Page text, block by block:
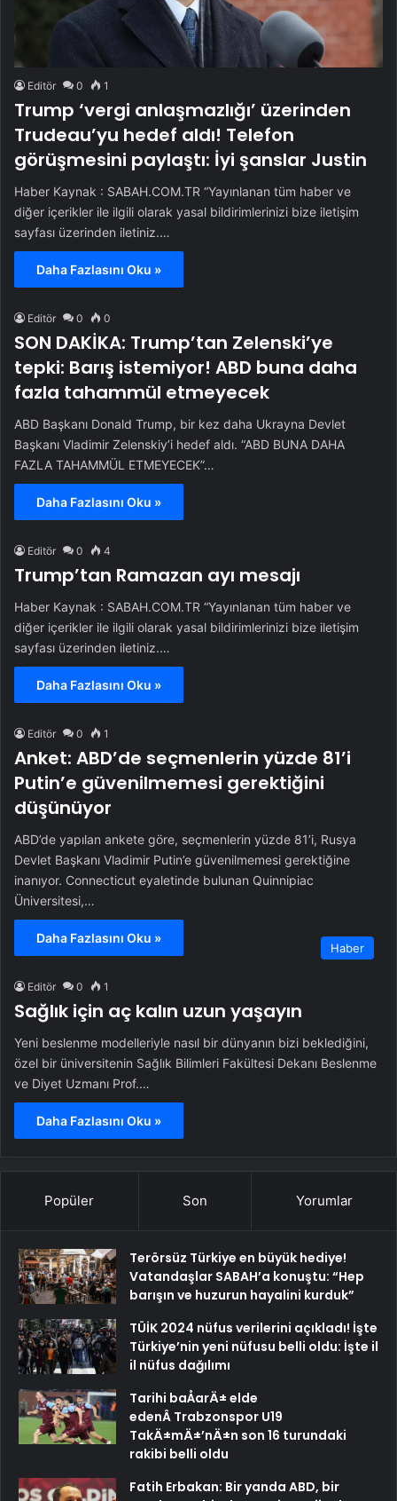
Editör 0 1
Trump ‘vergi anlaşmazlığı’ üzerinden
Trudeau’yu hedef aldı! Telefon
görüşmesini paylaştı: İyi şanslar Justin
Haber Kaynak : SABAH.COM.TR “Yayınlanan tüm haber ve
diğer içerikler ile ilgili olarak yasal bildirimlerinizi bize iletişim
sayfası üzerinden iletiniz.…
Daha Fazlasını Oku »
Editör 0 0
SON DAKİKA: Trump’tan Zelenski’ye
tepki: Barış istemiyor! ABD buna daha
fazla tahammül etmeyecek
ABD Başkanı Donald Trump, bir kez daha Ukrayna Devlet
Başkanı Vladimir Zelenskiy’i hedef aldı. “ABD BUNA DAHA
FAZLA TAHAMMÜL ETMEYECEK”…
Daha Fazlasını Oku »
Editör 0 4
Trump’tan Ramazan ayı mesajı
Haber Kaynak : SABAH.COM.TR “Yayınlanan tüm haber ve
diğer içerikler ile ilgili olarak yasal bildirimlerinizi bize iletişim
sayfası üzerinden iletiniz.…
Daha Fazlasını Oku »
Editör 0 1
Anket: ABD’de seçmenlerin yüzde 81’i
Putin’e güvenilmemesi gerektiğini
düşünüyor
ABD’de yapılan ankete göre, seçmenlerin yüzde 81’i, Rusya
Devlet Başkanı Vladimir Putin’e güvenilmemesi gerektiğine
inanıyor. Connecticut eyaletinde bulunan Quinnipiac
Üniversitesi,…
Daha Fazlasını Oku »
Haber
Editör 0 1
Sağlık için aç kalın uzun yaşayın
Yeni beslenme modelleriyle nasıl bir dünyanın bizi beklediğini,
özel bir üniversitenin Sağlık Bilimleri Fakültesi Dekanı Beslenme
ve Diyet Uzmanı Prof.…
Daha Fazlasını Oku »
Popüler Son Yorumlar
Terörsüz Türkiye en büyük hediye!
Vatandaşlar SABAH’a konuştu: “Hep
barışın ve huzurun hayalini kurduk”
TÜİK 2024 nüfus verilerini açıkladı! İşte
Türkiye’nin yeni nüfusu belli oldu: İşte il
il nüfus dağılımı
Tarihi baÅarÄ± elde
edenÂ Trabzonspor U19
TakÄ±mÄ±’nÄ±n son 16 turundaki
rakibi belli oldu
Fatih Erbakan: Bir yanda ABD, bir